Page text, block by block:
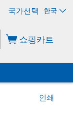
한국
쇼핑카트
인쇄